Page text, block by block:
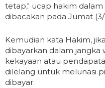
tetap," ucap hakim dalam
dibacakan pada Jumat (3/
Kemudian kata Hakim,
dibayarkan dalam
kekayaan atau
dilelang untuk melunasi
dibayar.